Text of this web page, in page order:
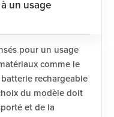
un usage
pour un usage
comme le
rechargeable
du modèle doit
et de la